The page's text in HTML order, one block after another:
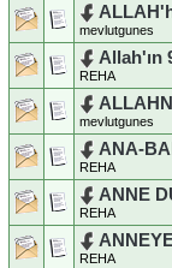
mevlutgunes
Allah'ın
REHA
mevlutgunes
ANA-
REHA
ANNE
REHA
REHA